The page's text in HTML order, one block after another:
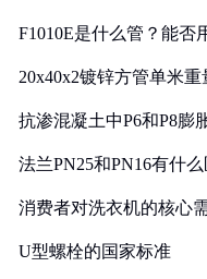
F1010E是什么管？能否
20x40x2镀锌方管单米
抗渗混凝土中P6和P8膨
法兰PN25和PN16有什么
消费者对洗衣机的核心
U型螺栓的国家标准